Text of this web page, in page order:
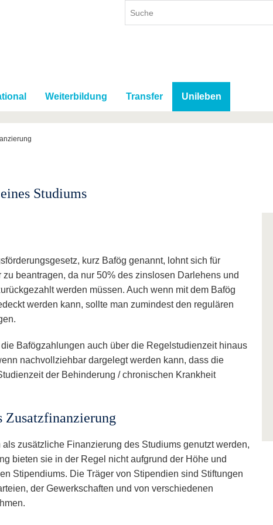
Weiterbildung Transfer Unileben
Studiums
kurz Bafög genannt, lohnt sich für
zu beantragen, da nur 50% des zinslosen Darlehens und
werden müssen. Auch wenn mit dem Bafög
werden kann, sollte man zumindest den regulären
Bafögzahlungen auch über die Regelstudienzeit hinaus
nachvollziehbar dargelegt werden kann, dass die
der Behinderung / chronischen Krankheit
Zusatzfinanzierung
zusätzliche Finanzierung des Studiums genutzt werden,
bieten sie in der Regel nicht aufgrund der Höhe und
Stipendiums. Die Träger von Stipendien sind Stiftungen
der Gewerkschaften und von verschiedenen